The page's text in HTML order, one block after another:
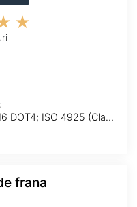
Specificatie: DOT 4LV; FMVSS 116 DOT4; ISO 4925 (Class 6); SAE J 1704
frana